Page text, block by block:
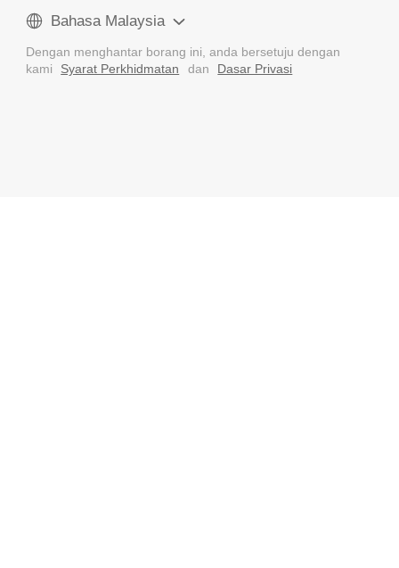
Bahasa Malaysia
Dengan menghantar borang ini, anda bersetuju dengan
kami
Syarat Perkhidmatan dan Dasar Privasi